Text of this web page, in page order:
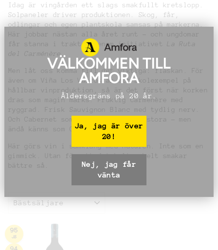
Idag är vingården ett slags smakfullt kretslopp.
Solpaneler driver produktionen. Skog, får,
odlingar och egen plantskola samsas på markerna.
Här jobbar nästan alla året runt – och ungdomar
får stanna i trakten genom initiativet
La Ruta
del Carménère.
Men låt oss komma till det viktiga: flaskan. För
även om Viña Los Vascos är ett skolexempel på
hållbar vinproduktion, så är det först när korken
dras som magin märks. Fruktig Carménère med
ryggrad. Frisk Sauvignon Blanc med tydlig nerv.
Och Cabernet som kan tävla med de stora – men
ändå känns som Chile.
Här görs vin i samklang med naturen. Inte som en
gimmick. Utan för att det helt enkelt smakar
bättre så.
95
JS
VÄLKOMMEN TILL
AMFORA
Åldersgräns på 20 år.
Ja, jag är över
20!
Nej, jag får
vänta